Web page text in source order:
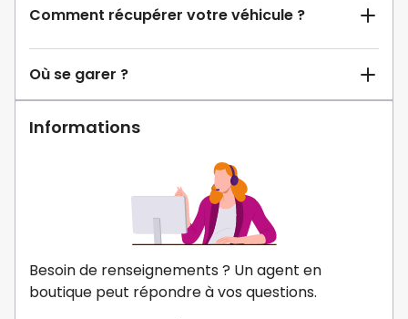
Comment récupérer votre véhicule ?
Où se garer ?
Informations
Besoin de renseignements ? Un agent en
boutique peut répondre à vos questions.